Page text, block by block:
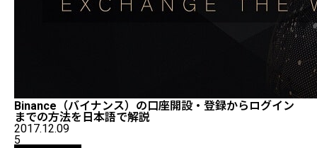
Binance（バイナンス）の口座開設・登録からログイン
までの方法を日本語で解説
2017.12.09
5